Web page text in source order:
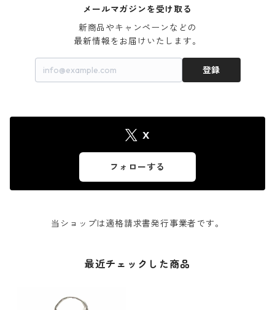
メールマガジンを受け取る
新商品やキャンペーンなどの
最新情報をお届けいたします。
登録
X
フォローする
当ショップは適格請求書発行事業者です。
最近チェックした商品